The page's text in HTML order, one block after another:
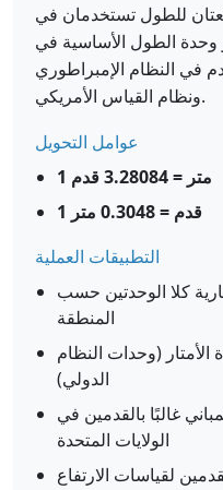
للطول تستخدمان في
وحدة الطول الأساسية في
في النظام الإمبراطوري
ونظام القياس الأمريكي.
عوامل التحويل
1 متر = 3.28084 قدم
1 قدم = 0.3048 متر
التطبيقات العملية
كلا الوحدتين حسب
المنطقة
الأمتار (وحدات النظام
الدولي)
غالبًا بالقدمين في
الولايات المتحدة
لقياسات الارتفاع